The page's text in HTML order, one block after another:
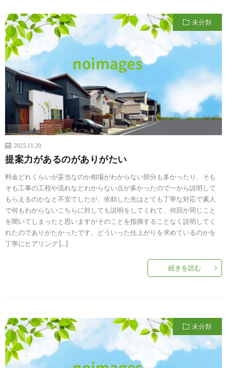
未分類
2025.11.20
提案力があるのがありがたい
料金どれくらいが妥当なのか相場がわからない部分も多かったり、そも
そも工事の工程や流れなどわからない点が多かったので一から説明して
もらえるのかなと不安でしたが、依頼した先はとても丁寧な対応で素人
で何もわからないこちらに対しても説明をしてくれて、何回か同じこと
を聞いてしまったと思いますがそのことを指摘することなく説明してく
れたのでありがたかったです。どういった仕上がりを求めているのかを
丁寧にヒアリング […]
続きを読む
未分類